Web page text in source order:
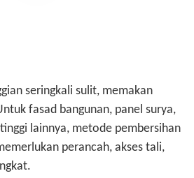
seringkali sulit, memakan
fasad bangunan, panel surya,
lainnya, metode pembersihan
perancah, akses tali,